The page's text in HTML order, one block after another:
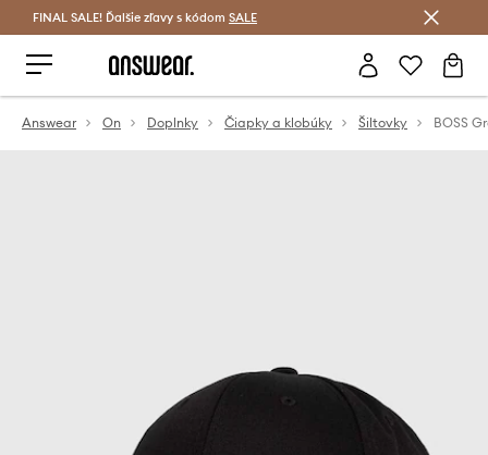
Šetrite s Answear Club >
FINAL SALE! Ďalšie zľavy s kódom SALE
Answear On Doplnky Čiapky a klobúky Šiltovky